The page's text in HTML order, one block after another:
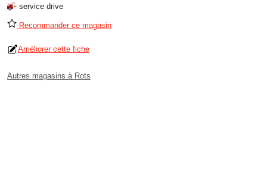
service drive
Recommander ce magasin
Améliorer cette fiche
Autres magasins à Rots